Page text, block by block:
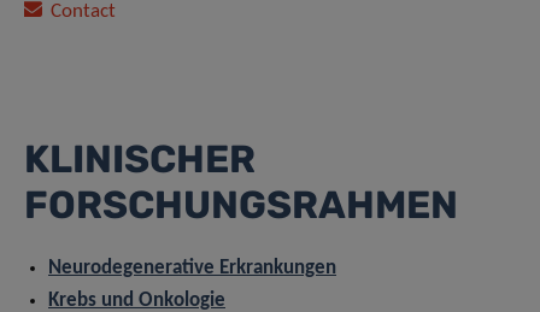
Contact
KLINISCHER
FORSCHUNGSRAHMEN
Neurodegenerative Erkrankungen
Krebs und Onkologie